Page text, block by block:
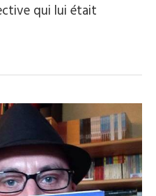
qui lui était